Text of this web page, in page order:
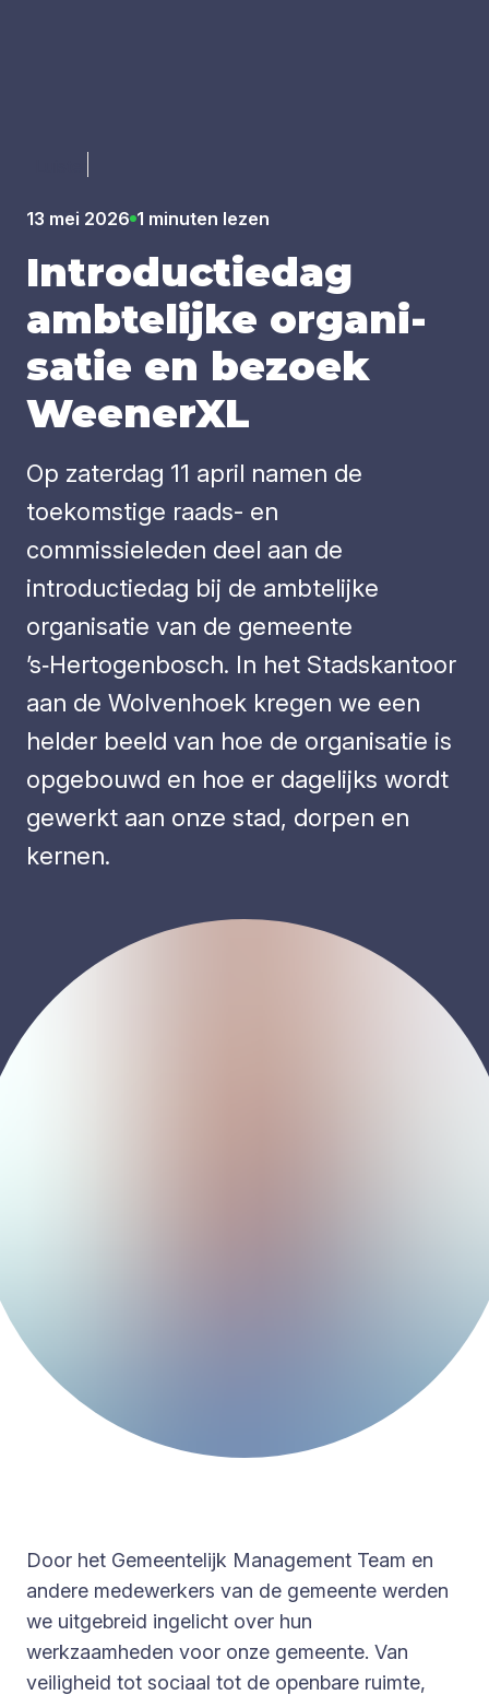
13 mei 2026 1 minuten lezen
Intro­duc­tie­dag
amb­te­lij­ke orga­ni­
sa­tie en bezoek
Ween­er­XL
Op zaterdag 11 april namen de
toekomstige raads- en
commissieleden deel aan de
introductiedag bij de ambtelijke
organisatie van de gemeente
’s‑Hertogenbosch. In het Stadskantoor
aan de Wolvenhoek kregen we een
helder beeld van hoe de organisatie is
opgebouwd en hoe er dagelijks wordt
gewerkt aan onze stad, dorpen en
kernen.
Door het Gemeentelijk Management Team en
andere medewerkers van de gemeente werden
we uitgebreid ingelicht over hun
werkzaamheden voor onze gemeente. Van
veiligheid tot sociaal tot de openbare ruimte,